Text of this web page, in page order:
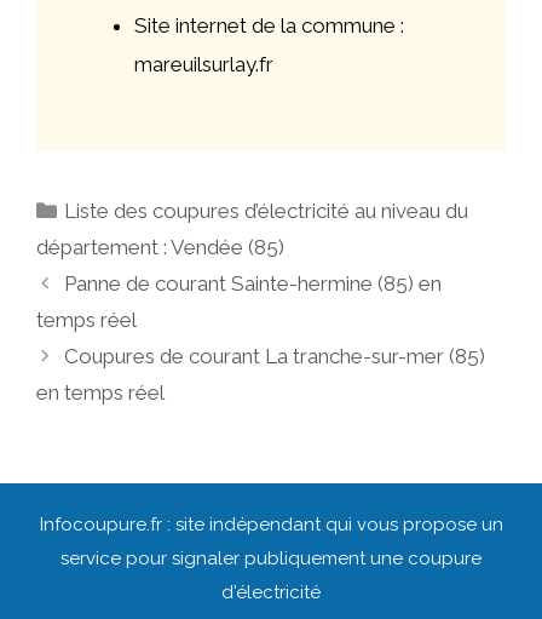
Site internet de la commune :
mareuilsurlay.fr
Catégories
Liste des coupures d’électricité au niveau du
département : Vendée (85)
Navigation
des
articles
Panne de courant Sainte-hermine (85) en
temps réel
Coupures de courant La tranche-sur-mer (85)
en temps réel
Infocoupure.fr : site indépendant qui vous propose un
service pour signaler publiquement une coupure
d'électricité